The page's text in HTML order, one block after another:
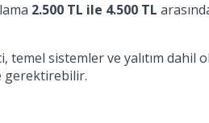
2.500 TL ile 4.500 TL
sistemler ve yalıtım dahil
gerektirebilir.